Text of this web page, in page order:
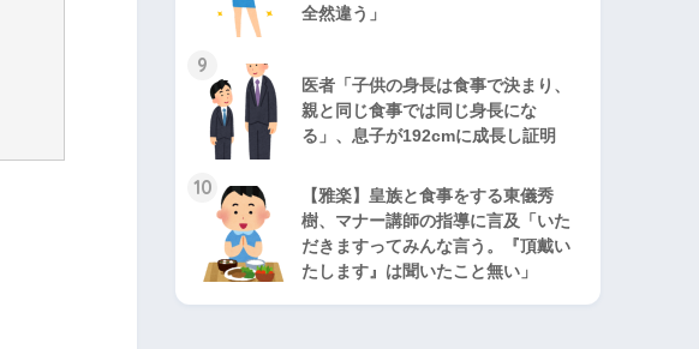
全然違う」
9
医者「子供の身長は食事で決まり、
親と同じ食事では同じ身長にな
る」、息子が192cmに成長し証明
10
【雅楽】皇族と食事をする東儀秀
樹、マナー講師の指導に言及「いた
だきますってみんな言う。『頂戴い
たします』は聞いたこと無い」